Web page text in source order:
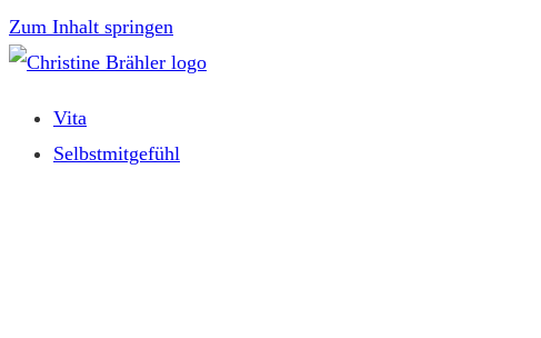
Zum Inhalt springen
Vita
Selbstmitgefühl